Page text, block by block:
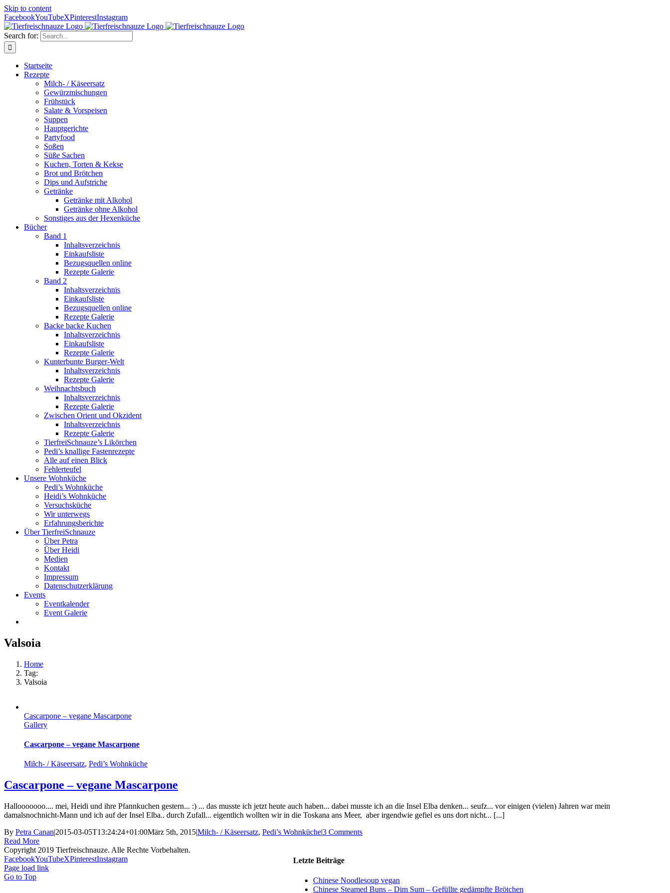
Skip to content
FacebookYouTubeXPinterestInstagram
Search for:
Startseite
Rezepte
Milch- / Käseersatz
Gewürzmischungen
Frühstück
Salate & Vorspeisen
Suppen
Hauptgerichte
Partyfood
Soßen
Süße Sachen
Kuchen, Torten & Kekse
Brot und Brötchen
Dips und Aufstriche
Getränke
Getränke mit Alkohol
Getränke ohne Alkohol
Sonstiges aus der Hexenküche
Bücher
Band 1
Inhaltsverzeichnis
Einkaufsliste
Bezugsquellen online
Rezepte Galerie
Band 2
Inhaltsverzeichnis
Einkaufsliste
Bezugsquellen online
Rezepte Galerie
Backe backe Kuchen
Inhaltsverzeichnis
Einkaufsliste
Rezepte Galerie
Kunterbunte Burger-Welt
Inhaltsverzeichnis
Rezepte Galerie
Weihnachtsbuch
Inhaltsverzeichnis
Rezepte Galerie
Zwischen Orient und Okzident
Inhaltsverzeichnis
Rezepte Galerie
TierfreiSchnauze’s Likörchen
Pedi’s knallige Fastenrezepte
Alle auf einen Blick
Fehlerteufel
Unsere Wohnküche
Pedi’s Wohnküche
Heidi’s Wohnküche
Versuchsküche
Wir unterwegs
Erfahrungsberichte
Über TierfreiSchnauze
Über Petra
Über Heidi
Medien
Kontakt
Impressum
Datenschutzerklärung
Events
Eventkalender
Event Galerie
Valsoia
Home
Tag:
Valsoia
Cascarpone – vegane Mascarpone
Gallery
Cascarpone – vegane Mascarpone
Milch- / Käseersatz, Pedi’s Wohnküche
Cascarpone – vegane Mascarpone
Hallooooooo.... mei, Heidi und ihre Pfannkuchen gestern... :) ... das musste ich jetzt heute auch haben... dabei musste ich an die Insel Elba denken... seufz... vor einigen (vielen) Jahren war mein
damalsnochnicht-Mann und ich auf der Insel Elba.. durch Zufall... eigentlich wollten wir in die Toskana ans Meer, aber irgendwie gefiel es uns dort nicht... [...]
By Petra Canan|2015-03-05T13:24:24+01:00März 5th, 2015|Milch- / Käseersatz, Pedi’s Wohnküche|3 Comments
Read More
Letzte Beiträge
Chinese Noodlesoup vegan
Chinese Steamed Buns – Dim Sum – Gefüllte gedämpfte Brötchen
Copyright 2019 Tierfreischnauze. Alle Rechte Vorbehalten.
FacebookYouTubeXPinterestInstagram
Page load link
Go to Top